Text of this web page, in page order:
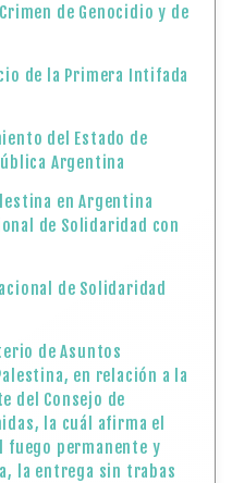
de Genocidio y de
de la Primera Intifada
del Estado de
Argentina
en Argentina
de Solidaridad con
de Solidaridad
de Asuntos
en relación a la
del Consejo de
la cuál afirma el
permanente y
la entrega sin trabas